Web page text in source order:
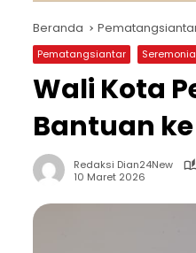
Beranda
Pematangsiantar
Wali Kota
Bantuan
Redaksi Dian24New
10 Maret 2026